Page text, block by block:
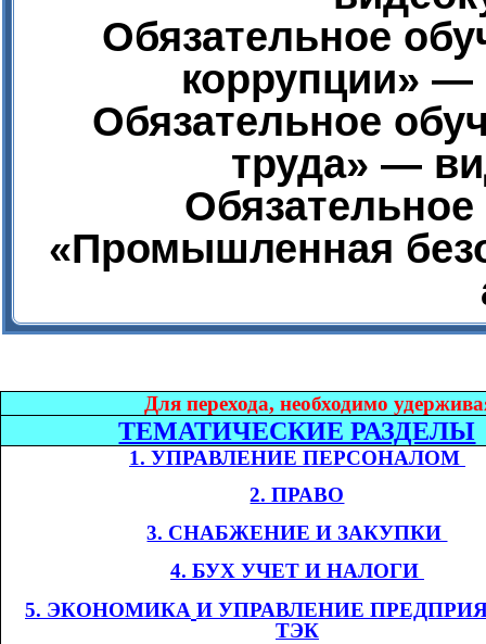
Обязательное
коррупции» —
Обязательное
труда» —
«Промышленная
Для перехода, необходимо
ТЕМАТИЧЕСКИЕ РАЗДЕЛЫ
1. УПРАВЛЕНИЕ ПЕРСОНАЛОМ​​
2. ПРАВО
3. СНАБЖЕНИЕ И ЗАКУПКИ​​
4. БУХ УЧЕТ И НАЛОГИ​​
5. ЭКОНОМИКА И УПРАВЛЕНИЕ
ТЭК